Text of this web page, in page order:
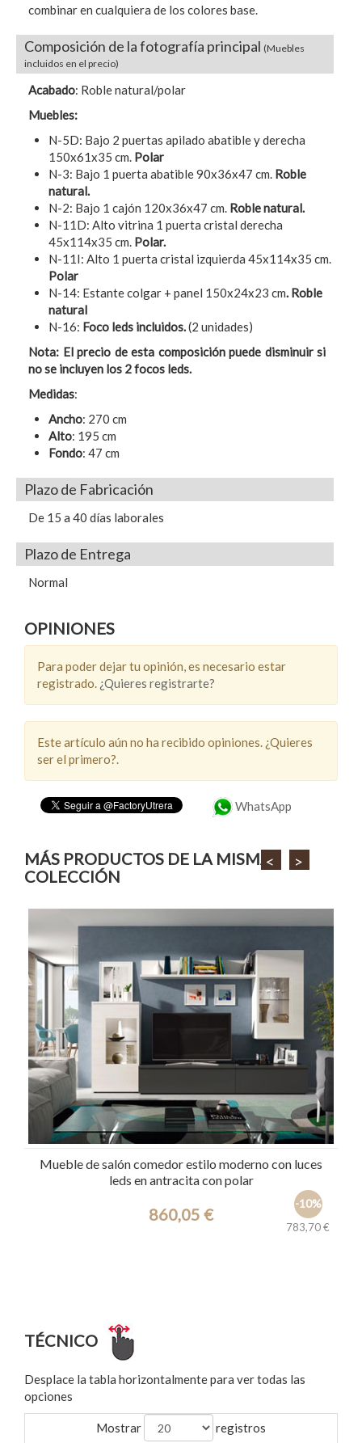
combinar en cualquiera de los colores base.
Composición de la fotografía principal (Muebles
incluidos en el precio)
Acabado: Roble natural/polar
Muebles:
N-5D: Bajo 2 puertas apilado abatible y derecha
150x61x35 cm. Polar
N-3: Bajo 1 puerta abatible 90x36x47 cm. Roble
natural.
N-2: Bajo 1 cajón 120x36x47 cm. Roble natural.
N-11D: Alto vitrina 1 puerta cristal derecha
45x114x35 cm. Polar.
N-11I: Alto 1 puerta cristal izquierda 45x114x35 cm.
Polar
N-14: Estante colgar + panel 150x24x23 cm. Roble
natural
N-16: Foco leds incluidos.(2 unidades)
Nota: El precio de esta composición puede disminuir si
no se incluyen los 2 focos leds.
Medidas:
Ancho: 270 cm
Alto: 195 cm
Fondo: 47 cm
Plazo de Fabricación
De 15 a 40 días laborales
Plazo de Entrega
Normal
OPINIONES
Para poder dejar tu opinión, es necesario estar
registrado. ¿Quieres registrarte?
Este artículo aún no ha recibido opiniones. ¿Quieres
ser el primero?.
WhatsApp
MÁS PRODUCTOS DE LA MISMA
COLECCIÓN
Mueble de salón comedor estilo moderno con luces
leds en antracita con polar
-10%
783,70 €
860,05 €
< >
TÉCNICO
Desplace la tabla horizontalmente para ver todas las
opciones
Mostrar registros